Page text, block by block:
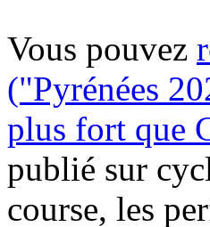
Vous pouvez
("Pyrénées
plus fort que
publié sur
course, les